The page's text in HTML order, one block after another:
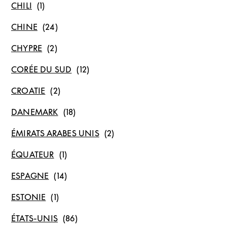
CHILI
CHINE
CHYPRE
CORÉE DU SUD
CROATIE
DANEMARK
ÉMIRATS ARABES UNIS
ÉQUATEUR
ESPAGNE
ESTONIE
ÉTATS-UNIS